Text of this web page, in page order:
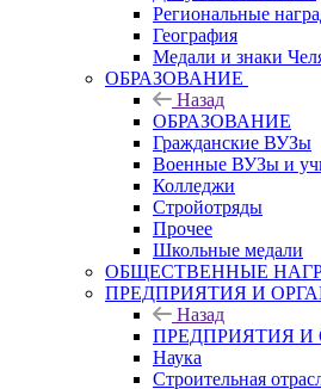
Региональные
География
Медали и знаки
ОБРАЗОВАНИЕ
Назад
ОБРАЗОВАНИЕ
Гражданские ВУЗы
Военные ВУЗы и
Колледжи
Стройотряды
Прочее
Школьные медали
ОБЩЕСТВЕННЫЕ
ПРЕДПРИЯТИЯ И
Назад
ПРЕДПРИЯТИЯ И
Наука
Строительная